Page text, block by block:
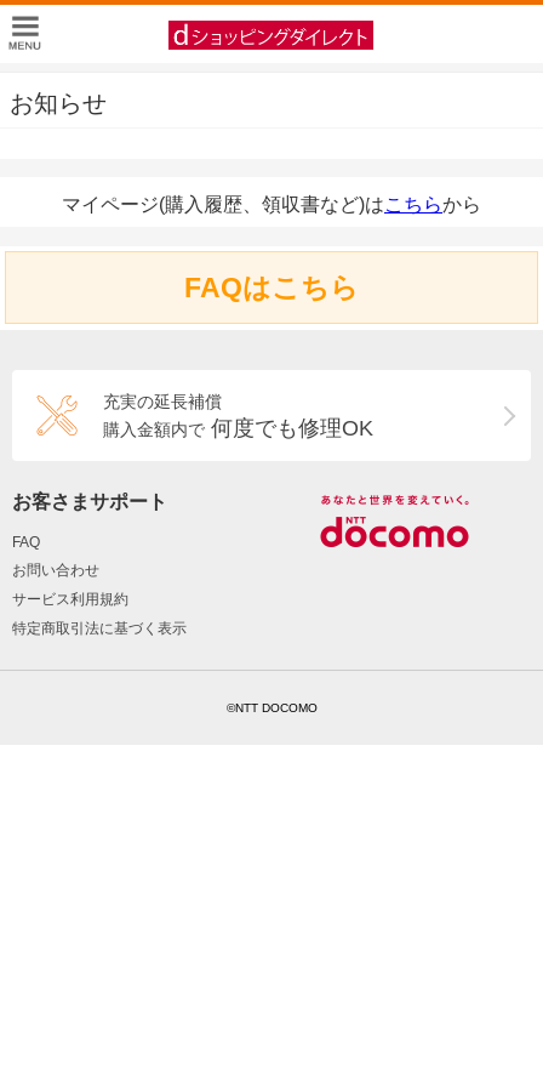
お知らせ
マイページ(購入履歴、領収書など)はこちらから
FAQはこちら
充実の延長補償
購入金額内で 何度でも修理OK
お客さまサポート
FAQ
お問い合わせ
サービス利用規約
特定商取引法に基づく表示
©NTT DOCOMO